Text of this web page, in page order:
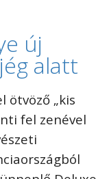
új
alatt
ötvöző „kis
fel zenével